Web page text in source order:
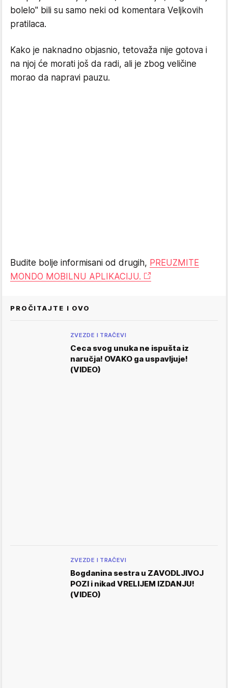
bolelo" bili su samo neki od komentara Veljkovih
pratilaca.
Kako je naknadno objasnio, tetovaža nije gotova i
na njoj će morati još da radi, ali je zbog veličine
morao da napravi pauzu.
Budite bolje informisani od drugih, PREUZMITE
MONDO MOBILNU APLIKACIJU.
PROČITAJTE I OVO
ZVEZDE I TRAČEVI
Ceca svog unuka ne ispušta iz
naručja! OVAKO ga uspavljuje!
(VIDEO)
ZVEZDE I TRAČEVI
Bogdanina sestra u ZAVODLJIVOJ
POZI i nikad VRELIJEM IZDANJU!
(VIDEO)